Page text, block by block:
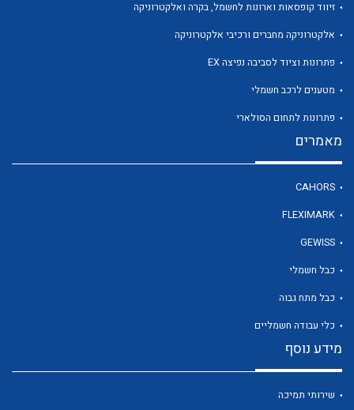
לכל מוצרי היצרן
זיווד קופסאות וארונות לחשמל, בקרה ואלקטרוניקה
אלקטרוניקה מחברים ורכיבי אלקטרוניקה
פתרונות וציוד לסביבה נפיצה EX
מטענים לרכב חשמלי
פתרונות לתחום הסולארי
מאמרים
CAHORS
FLEXIMARK
GEWISS
כבל חשמלי
כבל מתח גבוה
כלי עבודה חשמליים
מידע נוסף
שירותי תמיכה